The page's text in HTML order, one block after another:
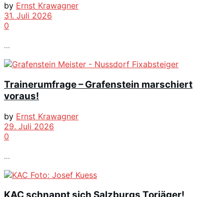
by Ernst Krawagner
31. Juli 2026
0
...
Trainerumfrage – Grafenstein marschiert
voraus!
by Ernst Krawagner
29. Juli 2026
0
...